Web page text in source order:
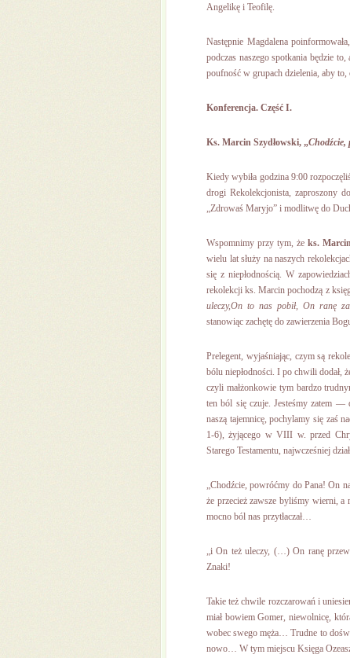
Angelikę i Teofilę.
Następnie Magdalena
podczas naszego spotkania będzie
poufność w grupach dzielenia, aby to,
Konferencja. Część I.
Ks. Marcin Szydłowski, „Chodźcie,
Kiedy wybiła godzina 9:00
drogi Rekolekcjonista, zaproszony
„Zdrowaś Maryjo” i modlitwę do
Wspomnimy przy tym, że ks.
wielu lat służy na naszych
się z niepłodnością. W
rekolekcji ks. Marcin pochodzą z
uleczy,On to nas pobił, On ranę
stanowiąc zachętę do zawierzenia
Prelegent, wyjaśniając, czym są
bólu niepłodności. I po chwili dodał,
czyli małżonkowie tym bardzo
ten ból się czuje. Jesteśmy zatem —
naszą tajemnicę, pochylamy się zaś
1-6), żyjącego w VIII w. przed
Starego Testamentu, najwcześniej
„Chodźcie, powróćmy do Pana! On
że przecież zawsze byliśmy wierni,
mocno ból nas przytłaczał…
„i On też uleczy, (…) On ranę
Znaki!
Takie też chwile rozczarowań i
miał bowiem Gomer, niewolnicę,
wobec swego męża… Trudne to
nowo… W tym miejscu Księga